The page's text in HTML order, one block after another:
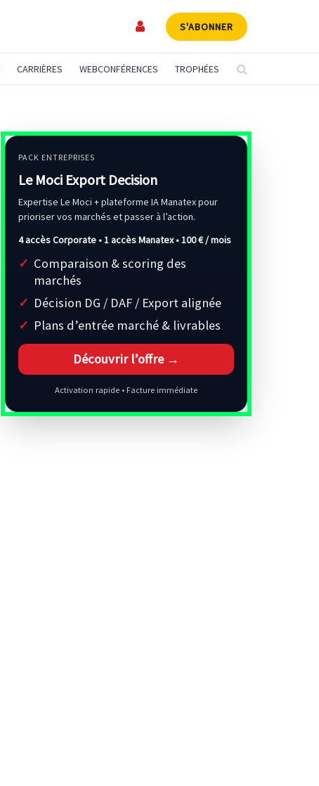
S'ABONNER
CARRIÈRES WEBCONFÉRENCES TROPHÉES
PACK ENTREPRISES
Le Moci Export Decision
Expertise Le Moci + plateforme IA Manatex pour
prioriser vos marchés et passer à l’action.
4 accès Corporate • 1 accès Manatex •100 € / mois
Comparaison & scoring des
marchés
Décision DG / DAF / Export alignée
Plans d’entrée marché & livrables
Découvrir l’offre →
Activation rapide • Facture immédiate